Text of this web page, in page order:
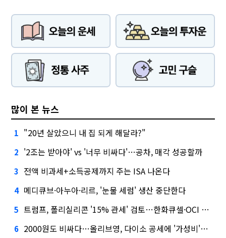
많이 본 뉴스
1 "20년 살았으니 내 집 되게 해달라?"
2 '2조는 받아야' vs '너무 비싸다'…공차, 매각 성공할까
3 전액 비과세+소득공제까지 주는 ISA 나온다
4 메디큐브·아누아·리르, '눈물 세럼' 생산 중단한다
5 트럼프, 폴리실리콘 '15% 관세' 검토…한화큐셀·OCI 영향은?
6 2000원도 비싸다…올리브영, 다이소 공세에 '가성비'로 맞불